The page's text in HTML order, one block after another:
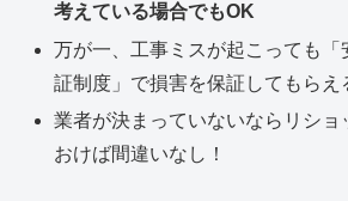
考えている場合でもOK
万が一、工事ミスが起こっても「
証制度」で損害を保証してもらえ
業者が決まっていないならリショ
おけば間違いなし！